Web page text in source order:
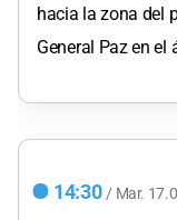
hacia la zona del
General Paz en el
14:30 / Mar.